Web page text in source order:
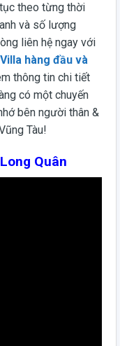
theo từng thời
và số lượng
liên hệ ngay với
hàng đầu và
thông tin chi tiết
có một chuyến
bên người thân &
Tàu!
Quân